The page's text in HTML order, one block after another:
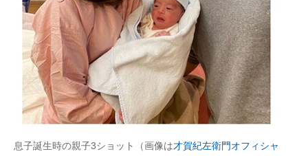
息子誕生時の親子3ショット（画像は才賀紀左衛門オフィシャ